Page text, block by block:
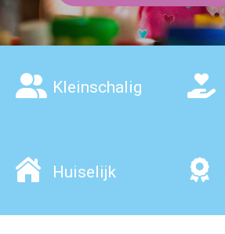
Kleinschalig
Huiselijk